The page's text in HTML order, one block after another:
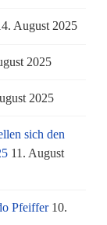
August 2025
2025
2025
sich den
11. August
Pfeiffer 10.